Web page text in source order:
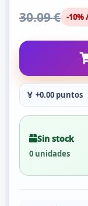
30.09 € -10%
🏅 +0.00 puntos
Sin stock
0 unidades